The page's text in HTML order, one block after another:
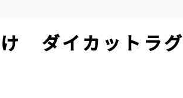
ダイカットラグ